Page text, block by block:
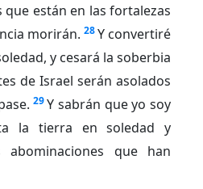
están en las fortalezas
morirán. 28Y convertiré
y cesará la soberbia
de Israel serán asolados
29Y sabrán que yo soy
la tierra en soledad y
que han